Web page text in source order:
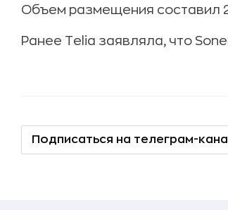
Объем размещения составил
Ранее Telia заявляла, что
Подписаться на телеграм-